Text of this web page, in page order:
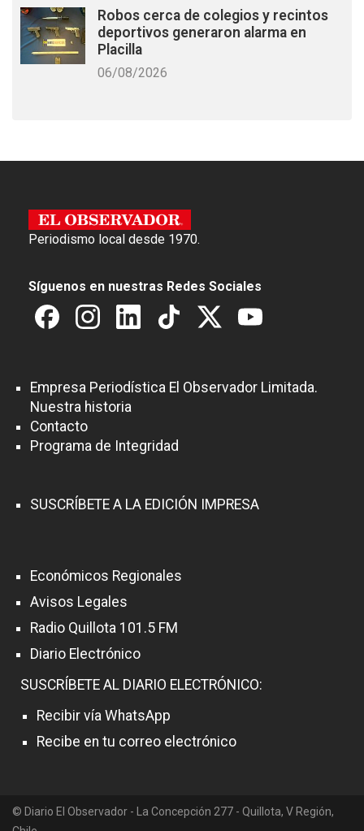
Robos cerca de colegios y recintos
deportivos generaron alarma en
Placilla
06/08/2026
Periodismo local desde 1970.
Síguenos en nuestras Redes Sociales
Empresa Periodística El Observador Limitada.
Nuestra historia
Contacto
Programa de Integridad
SUSCRÍBETE A LA EDICIÓN IMPRESA
Económicos Regionales
Avisos Legales
Radio Quillota 101.5 FM
Diario Electrónico
SUSCRÍBETE AL DIARIO ELECTRÓNICO:
Recibir vía WhatsApp
Recibe en tu correo electrónico
© Diario El Observador - La Concepción 277 - Quillota, V Región,